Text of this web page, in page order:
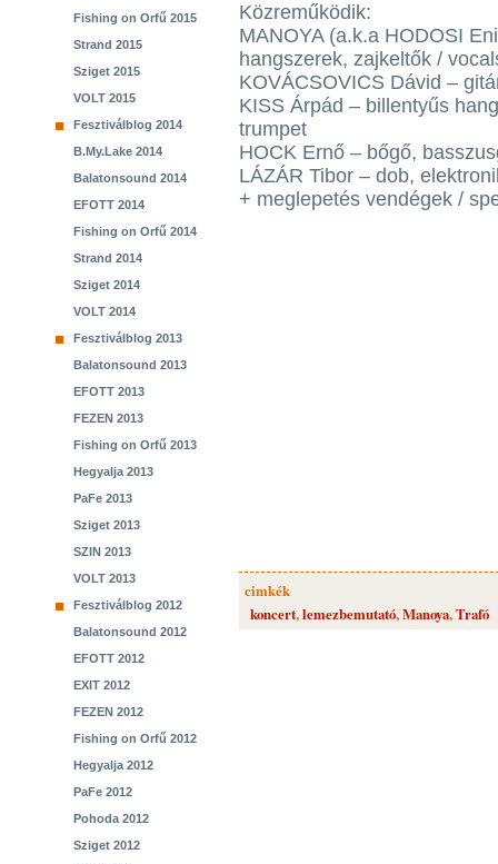
Fishing on Orfű 2015
Strand 2015
Sziget 2015
VOLT 2015
Fesztiválblog 2014
B.My.Lake 2014
Balatonsound 2014
EFOTT 2014
Fishing on Orfű 2014
Strand 2014
Sziget 2014
VOLT 2014
Fesztiválblog 2013
Balatonsound 2013
EFOTT 2013
FEZEN 2013
Fishing on Orfű 2013
Hegyalja 2013
PaFe 2013
Sziget 2013
SZIN 2013
VOLT 2013
Fesztiválblog 2012
Balatonsound 2012
EFOTT 2012
EXIT 2012
FEZEN 2012
Fishing on Orfű 2012
Hegyalja 2012
PaFe 2012
Pohoda 2012
Sziget 2012
Közreműködik:
MANOYA (a.k.a HODOSI
hangszerek, zajkeltők /
KOVÁCSOVICS Dávid –
KISS Árpád – billentyűs
trumpet
HOCK Ernő – bőgő,
LÁZÁR Tibor – dob,
+ meglepetés vendégek /
cimkék
koncert,lemezbemutató,Manoya,Trafó